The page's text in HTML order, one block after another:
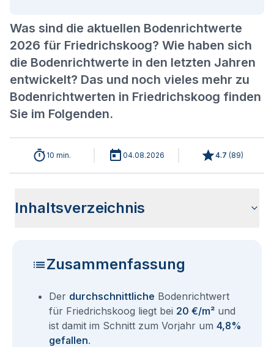
Was sind die aktuellen Bodenrichtwerte
2026 für Friedrichskoog? Wie haben sich
die Bodenrichtwerte in den letzten Jahren
entwickelt? Das und noch vieles mehr zu
Bodenrichtwerten in Friedrichskoog finden
Sie im Folgenden.
10 min. 04.08.2026 4.7 (89)
Inhaltsverzeichnis
Zusammenfassung
Der durchschnittliche Bodenrichtwert
für Friedrichskoog liegt bei 20 €/m² und
ist damit im Schnitt zum Vorjahr um 4,8%
gefallen.